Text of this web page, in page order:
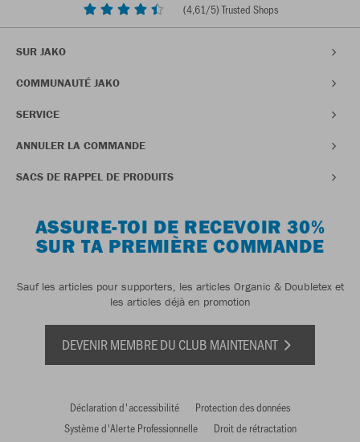
(4,61/5) Trusted Shops
SUR JAKO
COMMUNAUTÉ JAKO
SERVICE
ANNULER LA COMMANDE
SACS DE RAPPEL DE PRODUITS
ASSURE-TOI DE RECEVOIR 30%
SUR TA PREMIÈRE COMMANDE
Sauf les articles pour supporters, les articles Organic & Doubletex et
les articles déjà en promotion
DEVENIR MEMBRE DU CLUB MAINTENANT
Déclaration d'accessibilité
Protection des données
Système d'Alerte Professionnelle
Droit de rétractation